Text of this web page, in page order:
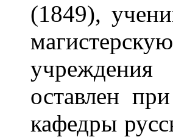
(1849),
оставлен
кафедры